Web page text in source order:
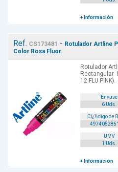
+ Información
Ref. CS173481 - Rotulador Artline
Color Rosa Fluor.
Rotulador
Rectangular
12 FLU PINK).
Envase
6 Uds.
Cï¿½digo de
UMV
1 Uds.
+ Información